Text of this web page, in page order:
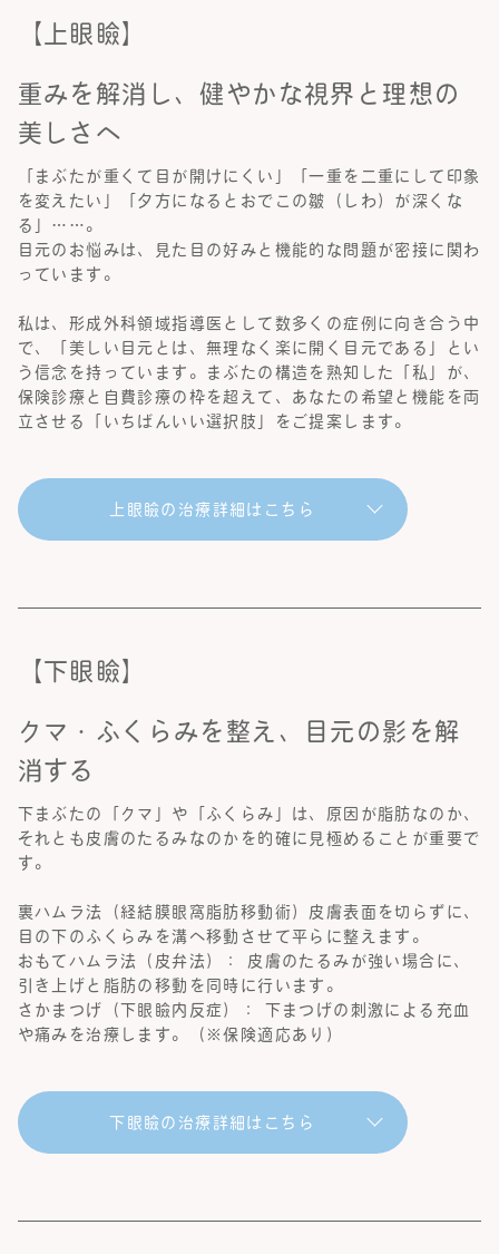
【上眼瞼】
重みを解消し、健やかな視界と理想の
美しさへ
「まぶたが重くて目が開けにくい」「一重を二重にして印象
を変えたい」「夕方になるとおでこの皺（しわ）が深くな
る」……。
目元のお悩みは、見た目の好みと機能的な問題が密接に関わ
っています。
私は、形成外科領域指導医として数多くの症例に向き合う中
で、「美しい目元とは、無理なく楽に開く目元である」とい
う信念を持っています。まぶたの構造を熟知した「私」が、
保険診療と自費診療の枠を超えて、あなたの希望と機能を両
立させる「いちばんいい選択肢」をご提案します。
上眼瞼の治療詳細はこちら
【下眼瞼】
クマ・ふくらみを整え、目元の影を解
消する
下まぶたの「クマ」や「ふくらみ」は、原因が脂肪なのか、
それとも皮膚のたるみなのかを的確に見極めることが重要で
す。
裏ハムラ法（経結膜眼窩脂肪移動術）皮膚表面を切らずに、
目の下のふくらみを溝へ移動させて平らに整えます。
おもてハムラ法（皮弁法）： 皮膚のたるみが強い場合に、
引き上げと脂肪の移動を同時に行います。
さかまつげ（下眼瞼内反症）： 下まつげの刺激による充血
や痛みを治療します。（※保険適応あり）
下眼瞼の治療詳細はこちら